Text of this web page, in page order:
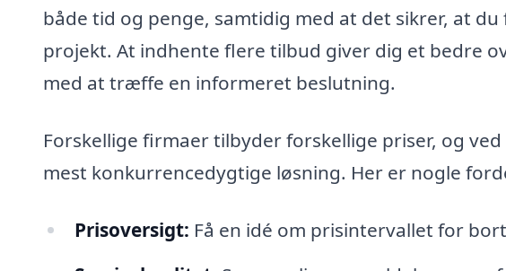
både tid og penge, samtidig med at det sikrer, at
projekt. At indhente flere tilbud giver dig et bedre
med at træffe en informeret beslutning.
Forskellige firmaer tilbyder forskellige priser, og
mest konkurrencedygtige løsning. Her er nogle
Prisoversigt: Få en idé om prisintervallet for